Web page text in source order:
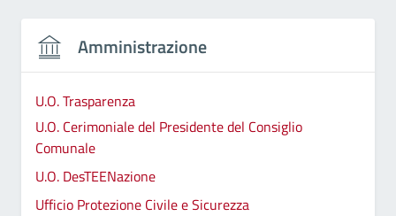
Amministrazione
U.O. Trasparenza
U.O. Cerimoniale del Presidente del Consiglio
Comunale
U.O. DesTEENazione
Ufficio Protezione Civile e Sicurezza